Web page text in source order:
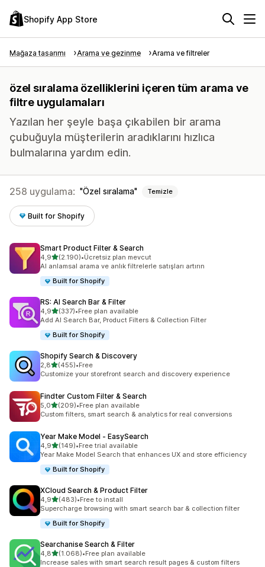
Shopify App Store
Mağaza tasarımı Arama ve gezinme Arama ve filtreler
özel sıralama özelliklerini içeren tüm arama ve
filtre uygulamaları
Yazılan her şeyle başa çıkabilen bir arama
çubuğuyla müşterilerin aradıklarını hızlıca
bulmalarına yardım edin.
258 uygulama: Özel sıralama Temizle
Built for Shopify
Smart Product Filter & Search
4,95 yıldız üzerinden
(2.190)
toplam 2190 değerlendirme
•Ücretsiz plan mevcut
AI anlamsal arama ve anlık filtrelerle satışları artırın
Built for Shopify
RS: AI Search Bar & Filter
4,95 yıldız üzerinden
(337)
toplam 337 değerlendirme
•Free plan available
Add AI Search Bar, Product Filters & Collection Filter
Built for Shopify
Shopify Search & Discovery
2,85 yıldız üzerinden
(455)
toplam 455 değerlendirme
•Free
Customize your storefront search and discovery experience
Findter Custom Filter & Search
5,05 yıldız üzerinden
(209)
toplam 209 değerlendirme
•Free plan available
Custom filters, smart search & analytics for real conversions
Year Make Model ‑ EasySearch
4,95 yıldız üzerinden
(149)
toplam 149 değerlendirme
•Free trial available
Year Make Model Search that enhances UX and store efficiency
Built for Shopify
XCloud Search & Product Filter
4,95 yıldız üzerinden
(483)
toplam 483 değerlendirme
•Free to install
Supercharge browsing with smart search bar & collection filter
Built for Shopify
Searchanise Search & Filter
4,85 yıldız üzerinden
(1.068)
toplam 1068 değerlendirme
•Free plan available
Increase sales with smart search result pages & custom filters